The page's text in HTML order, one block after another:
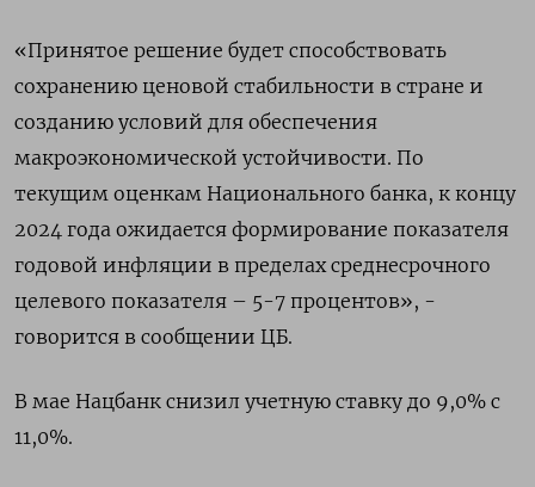
«Принятое решение будет способствовать
сохранению ценовой стабильности в стране и
созданию условий для обеспечения
макроэкономической устойчивости. По
текущим оценкам Национального банка, к концу
2024 года ожидается формирование показателя
годовой инфляции в пределах среднесрочного
целевого показателя – 5-7 процентов», -
говорится в сообщении ЦБ.
В мае Нацбанк снизил учетную ставку до 9,0% с
11,0%.